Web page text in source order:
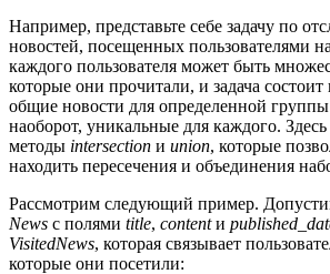
Например, представьте себе задачу по
новостей, посещенных пользователями
каждого пользователя может быть
которые они прочитали, и задача
общие новости для определенной группы
наоборот, уникальные для каждого.
методы intersection и union, которые
находить пересечения и объединения
Рассмотрим следующий пример.
News с полями title, contentи
VisitedNews, которая связывает
которые они посетили: